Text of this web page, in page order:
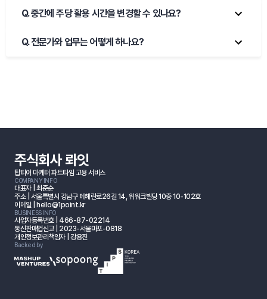
Q. 중간에 주당 활용 시간을 변경할 수 있나요?
Q. 전문가와 업무는 어떻게 하나요?
주식회사 롸잇
탑티어 마케터 파트타임 고용 서비스
COMPANY INFO
대표자 | 최준순
주소 | 서울특별시 강남구 테헤란로26길 14, 위워크빌딩 10층 10-102호
이메일 | hello@1point.kr
BUSINESS INFO
사업자등록번호 | 466-87-02214
통신판매업신고 | 2023-서울마포-0818
개인정보관리책임자 | 강용진
Backed by